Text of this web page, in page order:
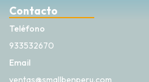
Contacto
Teléfono
933532670
Email